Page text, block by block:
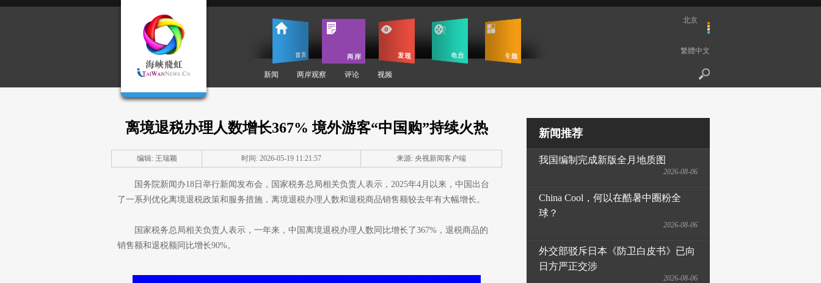
新闻 两岸观察 评论 视频
北京
繁體中文
离境退税办理人数增长367% 境外游客“中国购”持续火热
编辑: 王瑞颖 时间: 2026-05-19 11:21:57 来源: 央视新闻客户端
国务院新闻办18日举行新闻发布会，国家税务总局相关负责人表示，2025年4月以来，中国出台
了一系列优化离境退税政策和服务措施，离境退税办理人数和退税商品销售额较去年有大幅增长。
国家税务总局相关负责人表示，一年来，中国离境退税办理人数同比增长了367%，退税商品的
销售额和退税额同比增长90%。
新闻推荐
我国编制完成新版全月地质图
2026-08-06
China Cool，何以在酷暑中圈粉全
球？
2026-08-06
外交部驳斥日本《防卫白皮书》已向
日方严正交涉
2026-08-06